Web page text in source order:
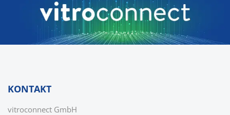
KONTAKT
vitroconnect GmbH